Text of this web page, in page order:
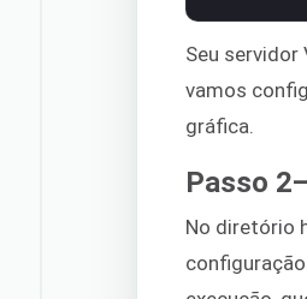
Seu servidor
vamos
gráfica.
Passo
No diretório